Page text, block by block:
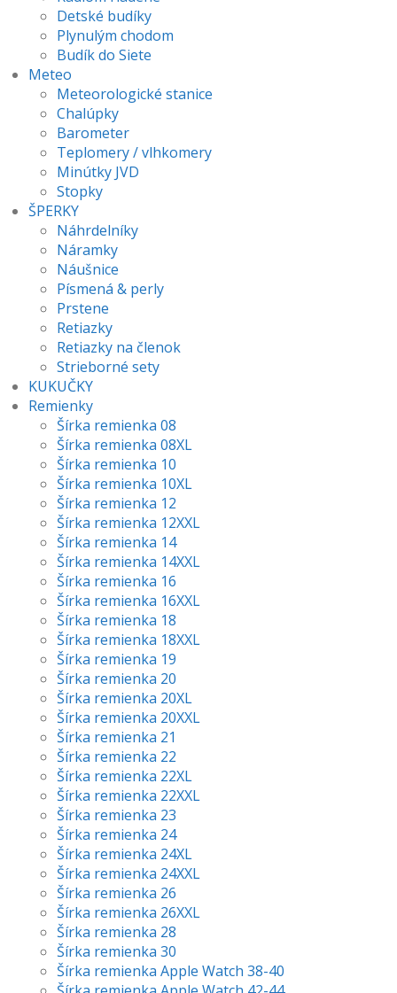
Detské budíky
Plynulým chodom
Budík do Siete
Meteo
Meteorologické stanice
Chalúpky
Barometer
Teplomery / vlhkomery
Minútky JVD
Stopky
ŠPERKY
Náhrdelníky
Náramky
Náušnice
Písmená & perly
Prstene
Retiazky
Retiazky na členok
Strieborné sety
KUKUČKY
Remienky
Šírka remienka 08
Šírka remienka 08XL
Šírka remienka 10
Šírka remienka 10XL
Šírka remienka 12
Šírka remienka 12XXL
Šírka remienka 14
Šírka remienka 14XXL
Šírka remienka 16
Šírka remienka 16XXL
Šírka remienka 18
Šírka remienka 18XXL
Šírka remienka 19
Šírka remienka 20
Šírka remienka 20XL
Šírka remienka 20XXL
Šírka remienka 21
Šírka remienka 22
Šírka remienka 22XL
Šírka remienka 22XXL
Šírka remienka 23
Šírka remienka 24
Šírka remienka 24XL
Šírka remienka 24XXL
Šírka remienka 26
Šírka remienka 26XXL
Šírka remienka 28
Šírka remienka 30
Šírka remienka Apple Watch 38-40